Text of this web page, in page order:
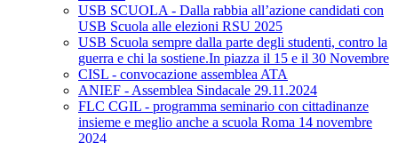
USB SCUOLA - Dalla rabbia all’azione candidati con
USB Scuola alle elezioni RSU 2025
USB Scuola sempre dalla parte degli studenti, contro la
guerra e chi la sostiene.In piazza il 15 e il 30 Novembre
CISL - convocazione assemblea ATA
ANIEF - Assemblea Sindacale 29.11.2024
FLC CGIL - programma seminario con cittadinanze
insieme e meglio anche a scuola Roma 14 novembre
2024